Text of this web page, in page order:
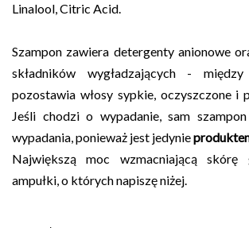
Linalool, Citric Acid.
Szampon zawiera detergenty anionowe
składników wygładzających -
pozostawia włosy sypkie, oczyszczone i
Jeśli chodzi o wypadanie, sam
wypadania, ponieważ jest jedynie
Największą moc wzmacniającą skórę
ampułki, o których napiszę niżej.